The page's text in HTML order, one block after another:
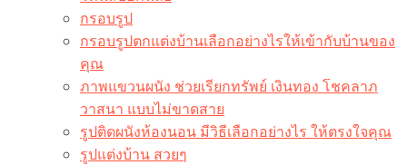
กรอบรูป
กรอบรูปตกแต่งบ้านเลือกอย่างไรให้เข้ากับบ้านของ
คุณ
ภาพแขวนผนัง ช่วยเรียกทรัพย์ เงินทอง โชคลาภ
วาสนา แบบไม่ขาดสาย
รูปติดผนังห้องนอน มีวิธีเลือกอย่างไร ให้ตรงใจคุณ
รูปแต่งบ้าน สวยๆ